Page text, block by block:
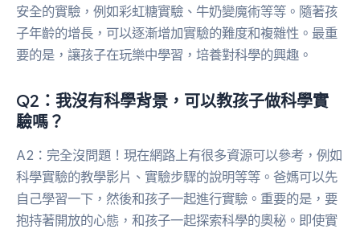
安全的實驗，例如彩虹糖實驗、牛奶變魔術等等。隨著孩
子年齡的增長，可以逐漸增加實驗的難度和複雜性。最重
要的是，讓孩子在玩樂中學習，培養對科學的興趣。
Q2：我沒有科學背景，可以教孩子做科學實
驗嗎？
A2：完全沒問題！現在網路上有很多資源可以參考，例如
科學實驗的教學影片、實驗步驟的說明等等。爸媽可以先
自己學習一下，然後和孩子一起進行實驗。重要的是，要
抱持著開放的心態，和孩子一起探索科學的奧秘。即使實